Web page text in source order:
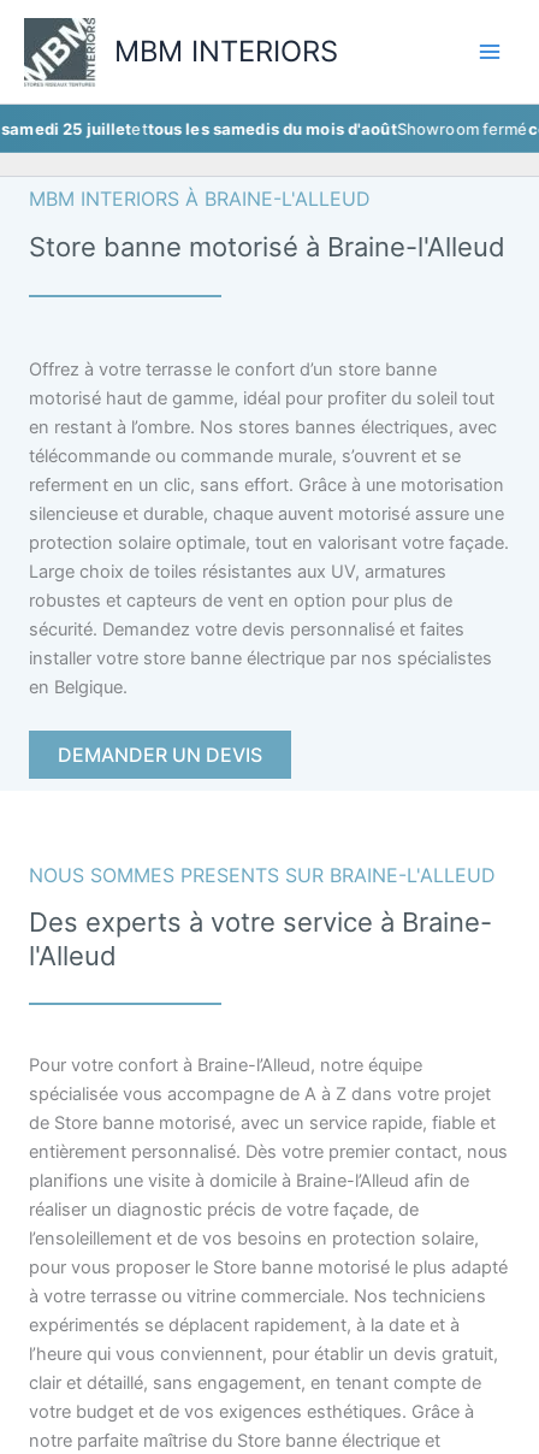
Aller
contenu
MBM INTERIORS
juillet ettous les samedis du mois d'aoûtShowroom ferméce
MBM INTERIORS À BRAINE-L'ALLEUD
Store banne motorisé à Braine-l'Alleud
Offrez à votre terrasse le confort d’un store banne
motorisé haut de gamme, idéal pour profiter du soleil tout
en restant à l’ombre. Nos stores bannes électriques, avec
télécommande ou commande murale, s’ouvrent et se
referment en un clic, sans effort. Grâce à une motorisation
silencieuse et durable, chaque auvent motorisé assure une
protection solaire optimale, tout en valorisant votre façade.
Large choix de toiles résistantes aux UV, armatures
robustes et capteurs de vent en option pour plus de
sécurité. Demandez votre devis personnalisé et faites
installer votre store banne électrique par nos spécialistes
en Belgique.
DEMANDER UN DEVIS
NOUS SOMMES PRESENTS SUR BRAINE-L'ALLEUD
Des experts à votre service à Braine-
l'Alleud
Pour votre confort à Braine-l’Alleud, notre équipe
spécialisée vous accompagne de A à Z dans votre projet
de Store banne motorisé, avec un service rapide, fiable et
entièrement personnalisé. Dès votre premier contact, nous
planifions une visite à domicile à Braine-l’Alleud afin de
réaliser un diagnostic précis de votre façade, de
l’ensoleillement et de vos besoins en protection solaire,
pour vous proposer le Store banne motorisé le plus adapté
à votre terrasse ou vitrine commerciale. Nos techniciens
expérimentés se déplacent rapidement, à la date et à
l’heure qui vous conviennent, pour établir un devis gratuit,
clair et détaillé, sans engagement, en tenant compte de
votre budget et de vos exigences esthétiques. Grâce à
notre parfaite maîtrise du Store banne électrique et